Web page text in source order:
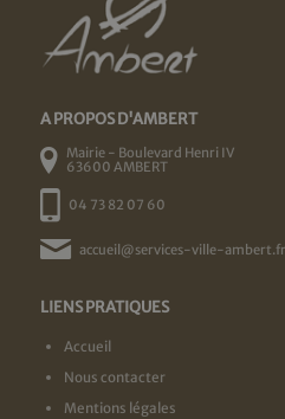
A PROPOS D'AMBERT
Mairie - Boulevard Henri IV
63600 AMBERT
04 73 82 07 60
accueil@services-ville-ambert.fr
LIENS PRATIQUES
Accueil
Nous contacter
Mentions légales